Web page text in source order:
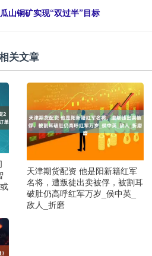
山铜矿实现“双过半”目标
关文章
天津期货配资 他是阳新籍红军
名将，遭叛徒出卖被俘，被割耳
破肚仍高呼红军万岁_侯中英_
敌人_折磨